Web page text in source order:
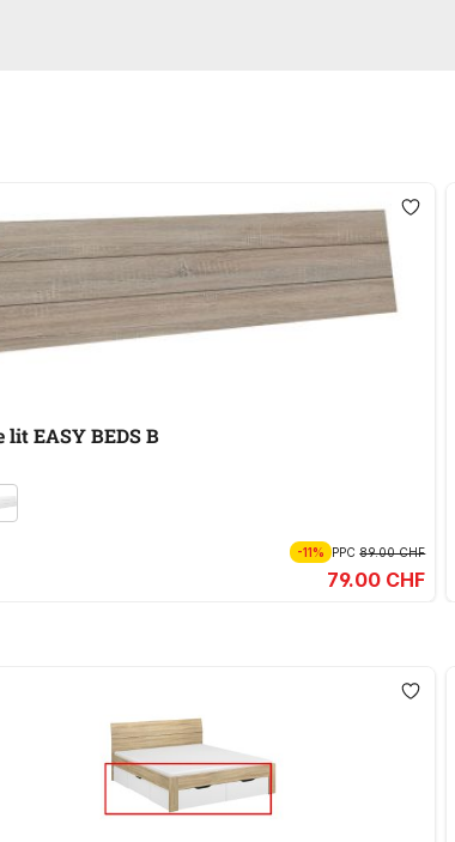
lit EASY BEDS B
-11% PPC89.00 CHF
79.00 CHF